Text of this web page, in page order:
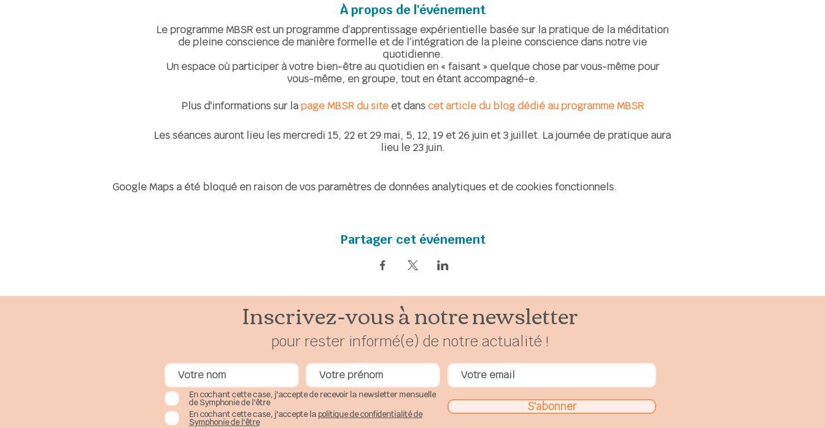
À propos de l'événement
Le programme MBSR est un programme d’apprentissage expérientielle basée sur la pratique de la méditation
de pleine conscience de manière formelle et de l’intégration de la pleine conscience dans notre vie
quotidienne.
Un espace où participer à votre bien-être au quotidien en « faisant » quelque chose par vous-même pour
vous-même, en groupe, tout en étant accompagné-e.
Plus d'informations sur la page MBSR du siteet dans cet article du blog dédié au programme MBSR
Les séances auront lieu les mercredi 15, 22 et 29 mai, 5, 12, 19 et 26 juin et 3 juillet. La journée de pratique aura
lieu le 23 juin.
Google Maps a été bloqué en raison de vos paramètres de données analytiques et de cookies fonctionnels.
Partager cet événement
Inscrivez-vous à notre newsletter
pour resterinformé(e) de notre actualité !
En cochant cette case, j'accepte de recevoir la newsletter mensuelle
de Symphonie de l'être
En cochant cette case, j'accepte la politique de confidentialité de
Symphonie de l'être
S'abonner